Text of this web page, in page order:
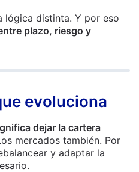
lógica distinta. Y por eso
plazo, riesgo y
evoluciona
dejar la cartera
mercados también. Por
y adaptar la